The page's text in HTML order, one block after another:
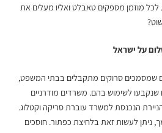
מוזמן מספקים טאבלט ואליו מעלים את
על ישראל
שמסמכים סרוקים מתקבלים בבתי המשפט,
שנקבעו לשימוש בהם. משרדים מודרניים
הנכנסת למשרד עוברת סריקה וקטלוג.
לעשות זאת בלחיצת כפתור. חוסכים